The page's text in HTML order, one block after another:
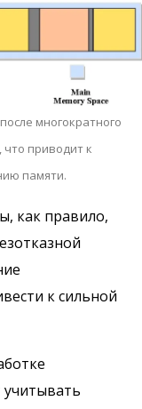
многократного
приводит к
памяти.
как правило,
к сильной
учитывать